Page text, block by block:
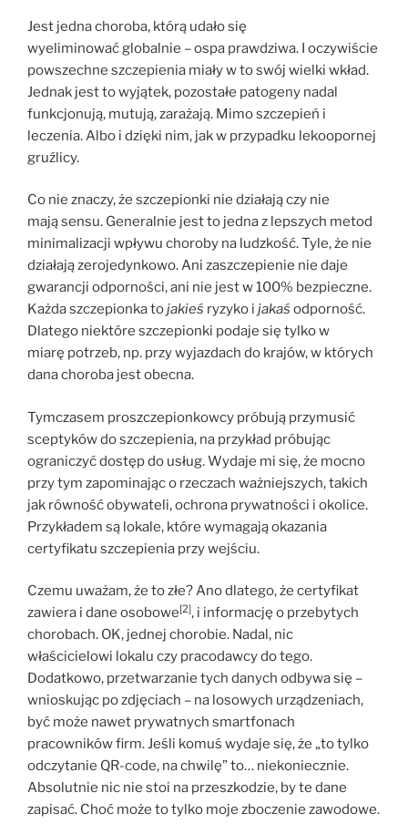
Jest jedna choroba, którą udało się
wyeliminować globalnie – ospa prawdziwa. I oczywiście
powszechne szczepienia miały w to swój wielki wkład.
Jednak jest to wyjątek, pozostałe patogeny nadal
funkcjonują, mutują, zarażają. Mimo szczepień i
leczenia. Albo i dzięki nim, jak w przypadku lekoopornej
gruźlicy.
Co nie znaczy, że szczepionki nie działają czy nie
mają sensu. Generalnie jest to jedna z lepszych metod
minimalizacji wpływu choroby na ludzkość. Tyle, że nie
działają zerojedynkowo. Ani zaszczepienie nie daje
gwarancji odporności, ani nie jest w 100% bezpieczne.
Każda szczepionka tojakieś ryzyko i jakaś odporność.
Dlatego niektóre szczepionki podaje się tylko w
miarę potrzeb, np. przy wyjazdach do krajów, w których
dana choroba jest obecna.
Tymczasem proszczepionkowcy próbują przymusić
sceptyków do szczepienia, na przykład próbując
ograniczyć dostęp do usług. Wydaje mi się, że mocno
przy tym zapominając o rzeczach ważniejszych, takich
jak równość obywateli, ochrona prywatności i okolice.
Przykładem są lokale, które wymagają okazania
certyfikatu szczepienia przy wejściu.
Czemu uważam, że to złe? Ano dlatego, że certyfikat
zawiera i dane osobowe[2], i informację o przebytych
chorobach. OK, jednej chorobie. Nadal, nic
właścicielowi lokalu czy pracodawcy do tego.
Dodatkowo, przetwarzanie tych danych odbywa się –
wnioskując po zdjęciach – na losowych urządzeniach,
być może nawet prywatnych smartfonach
pracowników firm. Jeśli komuś wydaje się, że „to tylko
odczytanie QR-code, na chwilę” to… niekoniecznie.
Absolutnie nic nie stoi na przeszkodzie, by te dane
zapisać. Choć może to tylko moje zboczenie zawodowe.